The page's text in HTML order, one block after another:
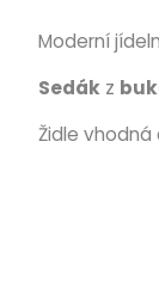
Moderní
Sedák z
Židle